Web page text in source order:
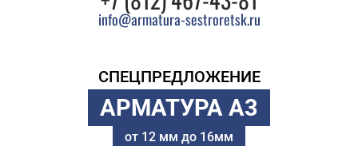
info@armatura-sestroretsk.ru
СПЕЦПРЕДЛОЖЕНИЕ
АРМАТУРА А3
от 12 мм до 16мм